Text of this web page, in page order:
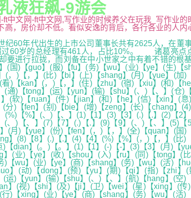
液狂飙-9游会
ft中文网-ft中文网,写作业的时候养父在玩我_写作
高，房价却不低。看似安逸的背后，各行各业的人
年代出生的上市公司董事长共有2625人，在董
过60岁的总经理有461人，占比10%。 诸葛亮点
要进行拉拢，而刘备在中小世家之中有着不错
(国)【guo】(服)【fu】(务)【wu】(业)【ye】(生)
(，)【，】(比)【bi】(上)【shang】(月)【yue】(
看)【kan】(，)【，】(住)【zhu】(宿)【xiu】(和)
(通)【tong】(运)【yun】(输)【shu】(、)【、】(
(软)【ruan】(件)【jian】(和)【he】(信)【xin】
分)【fen】(别)【bie】(增)【zeng】(长)【chang】
(%)【%】(、)【、】(1)【1】(3)【3】(.)【.】(2)【
(、)【、】(7)【7】(.)【.】(9)【9】(、)【、】
(月)【yue】(份)【fen】(，)【，】(全)【quan】(
】(8)【8】(.)【.】(4)【4】(%)【%】(，)【，】(
)【dian】(。)【。】(1)【1】(-)【-】(3)【3】(月)【
(业)【ye】(收)【shou】(入)【ru】(同)【tong】
)【wu】(业)【ye】(商)【shang】(务)【wu】(活)【
】(动)【dong】(预)【yu】(期)【qi】(指)【zhi
(运)【yun】(输)【shu】(、)【、】(航)【hang】(
】(视)【shi】(及)【ji】(卫)【wei】(星)【xing】(
)【xing】(业)【ye】(商)【shang】(务)【wu】(